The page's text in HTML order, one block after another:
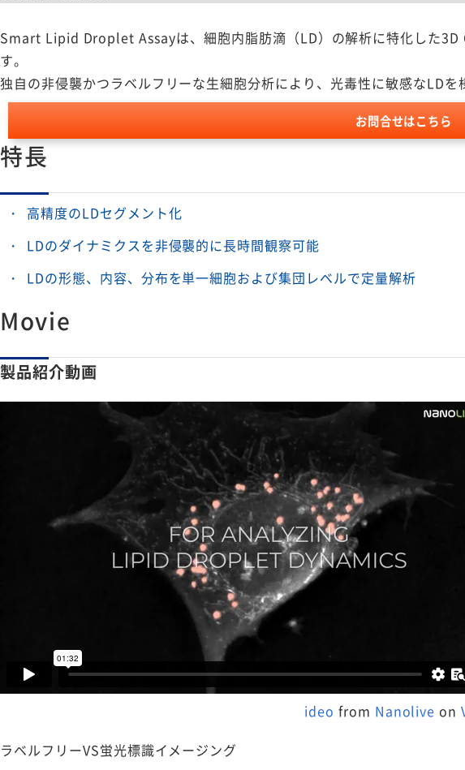
Smart Lipid Droplet Assayは、細胞内脂肪滴（LD）の解析に特化した
す。
独自の非侵襲かつラベルフリーな生細胞分析により、光毒性に敏感なLDを
お問合せはこちら
特長
高精度のLDセグメント化
LDのダイナミクスを非侵襲的に長時間観察可能
LDの形態、内容、分布を単一細胞および集団レベルで定量解析
Movie
製品紹介動画
ideo from Nanolive on
ラベルフリーVS蛍光標識イメージング